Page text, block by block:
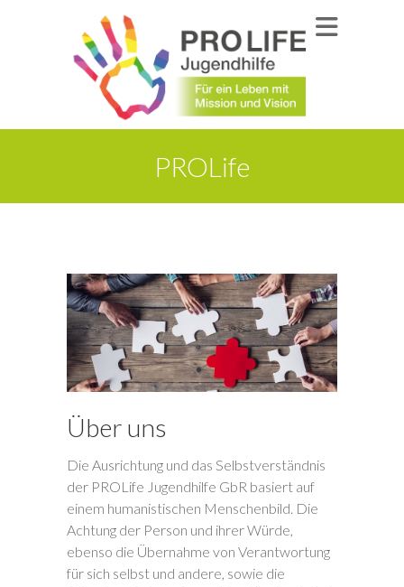
PROLife
Über uns
Die Ausrichtung und das Selbstverständnis
der PROLife Jugendhilfe GbR basiert auf
einem humanistischen Menschenbild. Die
Achtung der Person und ihrer Würde,
ebenso die Übernahme von Verantwortung
für sich selbst und andere, sowie die